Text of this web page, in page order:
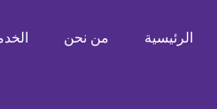
الرئيسية من نحن